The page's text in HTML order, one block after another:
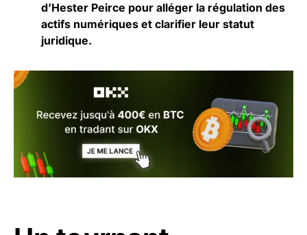
d’Hester Peirce pour alléger la régulation des
actifs numériques et clarifier leur statut
juridique.